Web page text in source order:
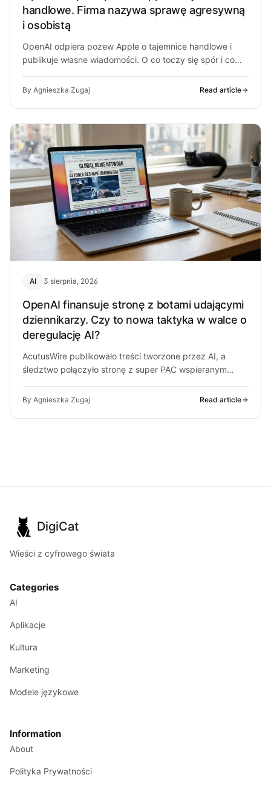
handlowe. Firma nazywa sprawę agresywną
i osobistą
OpenAI odpiera pozew Apple o tajemnice handlowe i
publikuje własne wiadomości. O co toczy się spór i co
By Agnieszka Zugaj Read article
AI 3 sierpnia, 2026
OpenAI finansuje stronę z botami udającymi
dziennikarzy. Czy to nowa taktyka w walce o
deregulację AI?
AcutusWire publikowało treści tworzone przez AI, a
śledztwo połączyło stronę z super PAC wspieranym
By Agnieszka Zugaj Read article
DigiCat
Wieści z cyfrowego świata
Categories
AI
Aplikacje
Kultura
Marketing
Modele językowe
Information
About
Polityka Prywatności